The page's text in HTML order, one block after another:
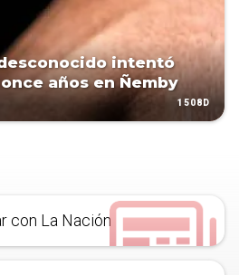
intentó
años en Ñemby
1508D
con La Nación